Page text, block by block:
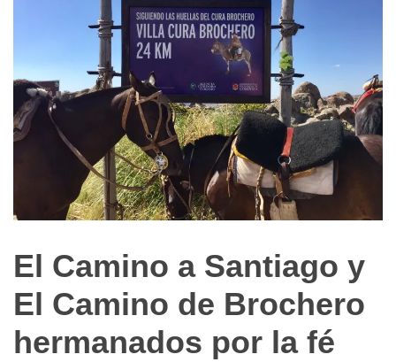
Turismo
El Camino a Santiago y
El Camino de Brochero
hermanados por la fé